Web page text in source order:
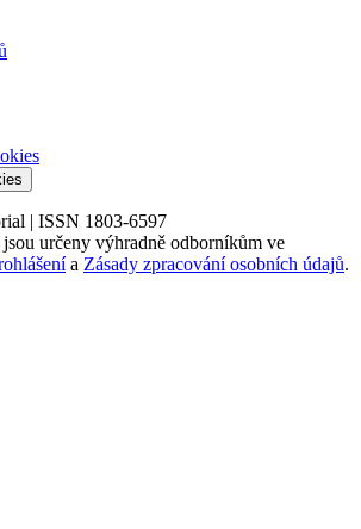
| ISSN 1803-6597
určeny výhradně odborníkům ve
a Zásady zpracování osobních údajů.